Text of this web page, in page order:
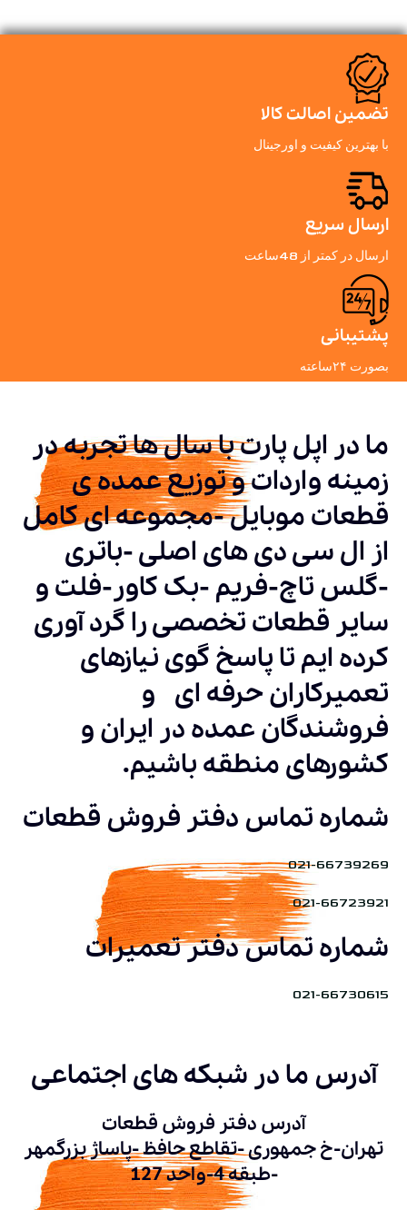
تضمین اصالت کالا
با بهترین کیفیت و اورجینال
ارسال سریع
ارسال در کمتر از 48ساعت
پشتیبانی
بصورت ۲۴ساعته
ما در اپل پارت با سال ها تجربه در
زمینه واردات و توزیع عمده ی
قطعات موبایل -مجموعه ای کامل
از ال سی دی های اصلی -باتری
-گلس تاچ-فریم -بک کاور-فلت و
سایر قطعات تخصصی را گرد آوری
کرده ایم تا پاسخ گوی نیازهای
تعمیرکاران حرفه ای و
فروشندگان عمده در ایران و
کشورهای منطقه باشیم.
شماره تماس دفتر فروش قطعات
021-66739269
021-66723921
شماره تماس دفتر تعمیرات
021-66730615
آدرس ما در شبکه های اجتماعی
آدرس دفتر فروش قطعات
تهران-خ جمهوری -تقاطع حافظ -پاساژ بزرگمهر
-طبقه 4-واحد 127